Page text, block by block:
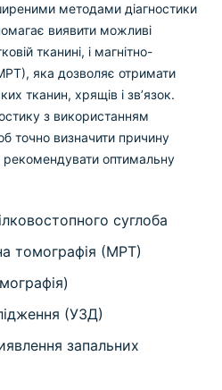
методами діагностики
виявити можливі
тканині, і магнітно-
яка дозволяє отримати
тканин, хрящів і зв’язок.
з використанням
точно визначити причину
оптимальну
суглоба
томографія (МРТ)
(УЗД)
запальних